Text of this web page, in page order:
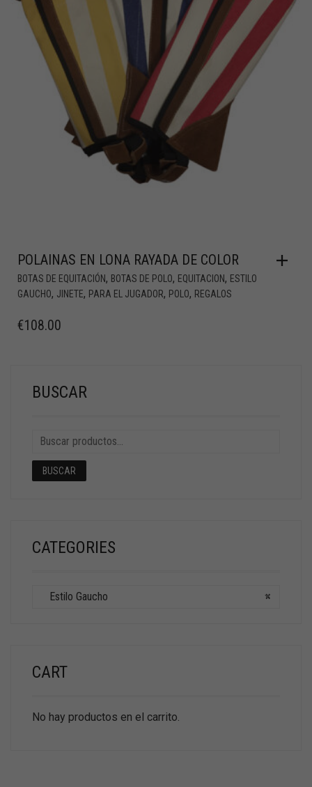
POLAINAS EN LONA RAYADA DE COLOR
BOTAS DE EQUITACIÓN, BOTAS DE POLO, EQUITACION, ESTILO
GAUCHO, JINETE, PARA EL JUGADOR, POLO, REGALOS
€108.00
BUSCAR
BUSCAR
CATEGORIES
×
Estilo Gaucho
CART
No hay productos en el carrito.